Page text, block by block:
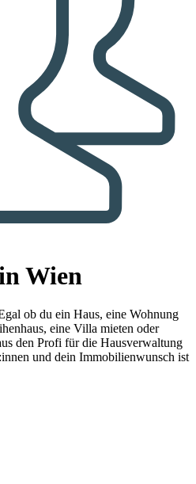
Wien
ob du ein Haus, eine Wohnung
eine Villa mieten oder
den Profi für die Hausverwaltung
und dein Immobilienwunsch ist